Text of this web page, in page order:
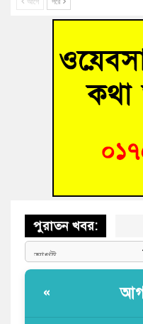
আহত শিক্ষার্থীদের দেখতে
হোমনায় বিধবা নারীর জমি
বুড়িচংয়ে অতিথি পাখির
বুড়িচংয়ে জুলাই গণঅভ্যুত্থান
পুরাতন খবর:
«